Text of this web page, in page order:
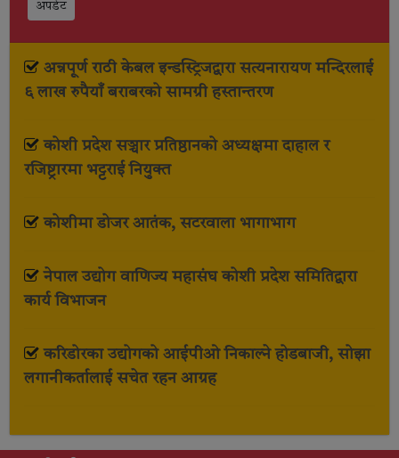
अपडेट
अन्नपूर्ण राठी केबल इन्डस्ट्रिजद्वारा सत्यनारायण मन्दिरलाई
६ लाख रुपैयाँ बराबरको सामग्री हस्तान्तरण
कोशी प्रदेश सञ्चार प्रतिष्ठानको अध्यक्षमा दाहाल र
रजिष्ट्रारमा भट्टराई नियुक्त
कोशीमा डोजर आतंक, सटरवाला भागाभाग
नेपाल उद्योग वाणिज्य महासंघ कोशी प्रदेश समितिद्वारा
कार्य विभाजन
करिडोरका उद्योगको आईपीओ निकाल्ने होडबाजी, सोझा
लगानीकर्तालाई सचेत रहन आग्रह